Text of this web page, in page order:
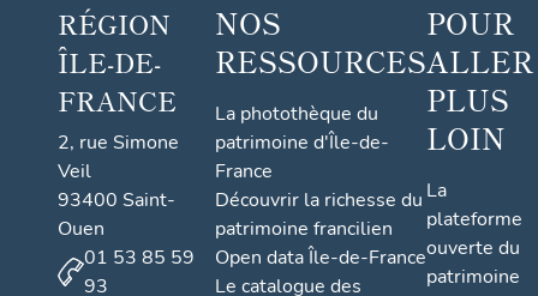
RÉGION
ÎLE-DE-
FRANCE
2, rue Simone
Veil
93400 Saint-
Ouen
01 53 85 59
93
NOS
RESSOURCES
La photothèque du
patrimoine d'Île-de-
France
Découvrir la richesse du
patrimoine francilien
Open data Île-de-France
Le catalogue des
POUR
ALLER
PLUS
LOIN
La
plateforme
ouverte du
patrimoine